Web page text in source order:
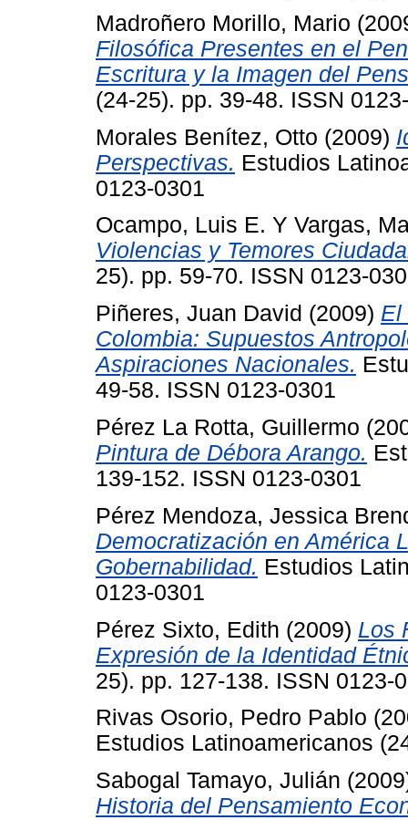
Madroñero Morillo, Mario
Filosófica Presentes en el
Escritura y la Imagen del
(24-25). pp. 39-48. ISSN
Morales Benítez, Otto (2009)
Perspectivas. Estudios
0123-0301
Ocampo, Luis E. Y Vargas,
Violencias y Temores
25). pp. 59-70. ISSN 0123-
Piñeres, Juan David (2009) El
Colombia: Supuestos
Aspiraciones Nacionales.
49-58. ISSN 0123-0301
Pérez La Rotta, Guillermo
Pintura de Débora Arango.
139-152. ISSN 0123-0301
Pérez Mendoza, Jessica
Democratización en América
Gobernabilidad. Estudios
0123-0301
Pérez Sixto, Edith (2009) Los
Expresión de la Identidad
25). pp. 127-138. ISSN 0123-
Rivas Osorio, Pedro Pablo
Estudios Latinoamericanos
Sabogal Tamayo, Julián
Historia del Pensamiento